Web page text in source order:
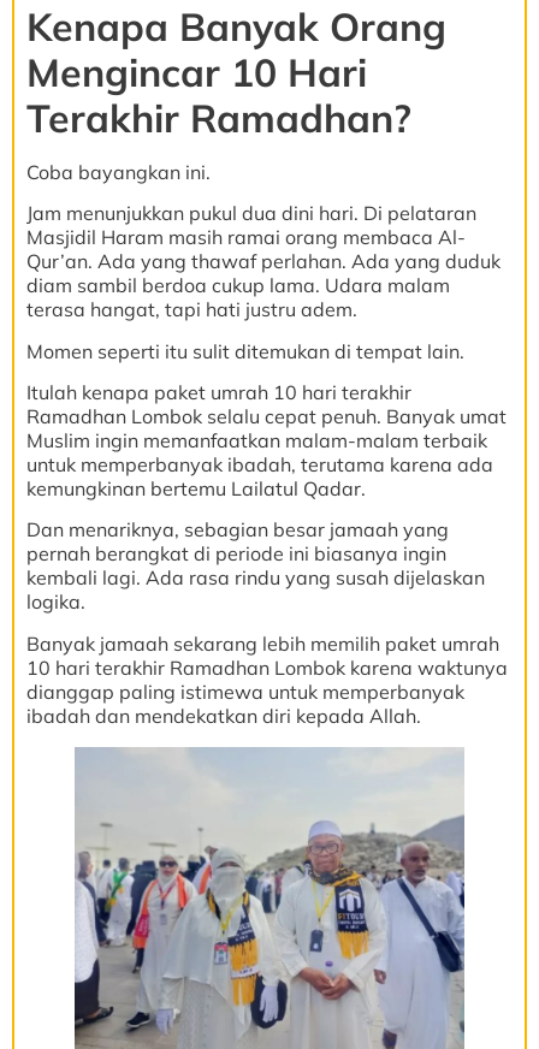
Kenapa Banyak Orang
Mengincar 10 Hari
Terakhir Ramadhan?
Coba bayangkan ini.
Jam menunjukkan pukul dua dini hari. Di pelataran
Masjidil Haram masih ramai orang membaca Al-
Qur’an. Ada yang thawaf perlahan. Ada yang duduk
diam sambil berdoa cukup lama. Udara malam
terasa hangat, tapi hati justru adem.
Momen seperti itu sulit ditemukan di tempat lain.
Itulah kenapa paket umrah 10 hari terakhir
Ramadhan Lombok selalu cepat penuh. Banyak umat
Muslim ingin memanfaatkan malam-malam terbaik
untuk memperbanyak ibadah, terutama karena ada
kemungkinan bertemu Lailatul Qadar.
Dan menariknya, sebagian besar jamaah yang
pernah berangkat di periode ini biasanya ingin
kembali lagi. Ada rasa rindu yang susah dijelaskan
logika.
Banyak jamaah sekarang lebih memilih paket umrah
10 hari terakhir Ramadhan Lombok karena waktunya
dianggap paling istimewa untuk memperbanyak
ibadah dan mendekatkan diri kepada Allah.